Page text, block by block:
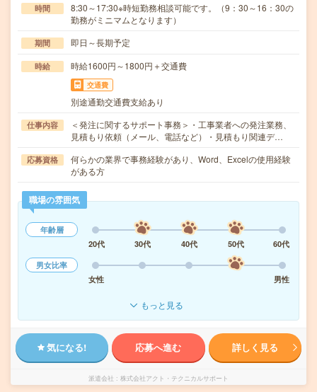
時間
8:30～17:30※時短勤務相談可能です。（9：30～16：30の
勤務がミニマムとなります）
期間 即日～長期予定
時給 時給1600円～1800円＋交通費
交通費
別途通勤交通費支給あり
仕事内容
＜発注に関するサポート事務＞・工事業者への発注業務、
見積もり依頼（メール、電話など）・見積もり関連デ…
応募資格
何らかの業界で事務経験があり、Word、Excelの使用経験
がある方
職場の雰囲気
年齢層
20代
30代 40代 50代
60代
男女比率
女性
男性
もっと見る
気になる! 応募へ進む 詳しく見る
派遣会社 株式会社アクト・テクニカルサポート